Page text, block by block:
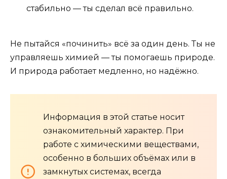
стабильно — ты сделал всё правильно.
Не пытайся «починить» всё за один день. Ты не
управляешь химией — ты помогаешь природе.
И природа работает медленно, но надёжно.
Информация в этой статье носит
ознакомительный характер. При
работе с химическими веществами,
особенно в больших объёмах или в
замкнутых системах, всегда